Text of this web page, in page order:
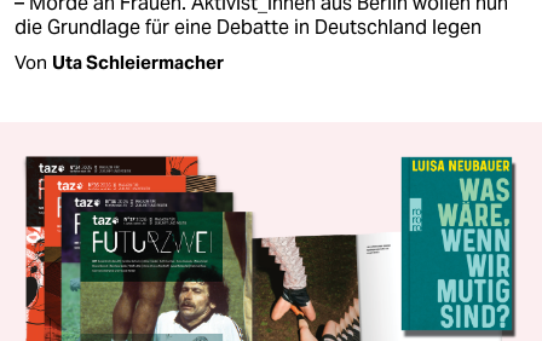
die Grundlage für eine Debatte in Deutschland legen
Von Uta Schleiermacher